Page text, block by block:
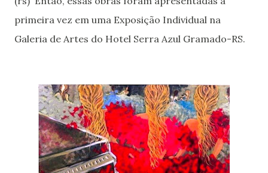
primeira vez em uma Exposição Individual na
Galeria de Artes do Hotel Serra Azul Gramado-RS.